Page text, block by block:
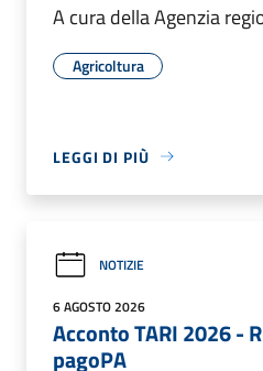
A cura della Agenzia
Agricoltura
LEGGI DI PIÙ
NOTIZIE
6 AGOSTO 2026
Acconto TARI 2026 -
pagoPA